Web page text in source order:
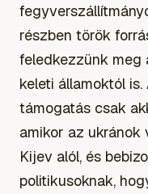
részben török
feledkezzünk meg
keleti államoktól
támogatás csak
amikor az
Kijev alól, és
politikusoknak,